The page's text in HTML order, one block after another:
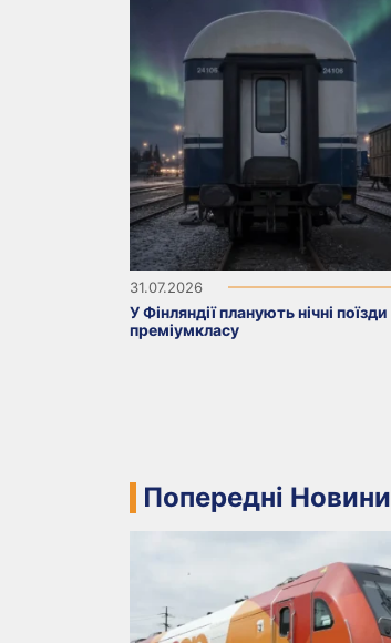
31.07.2026
У Фінляндії планують нічні поїзди
преміумкласу
Попередні Новини